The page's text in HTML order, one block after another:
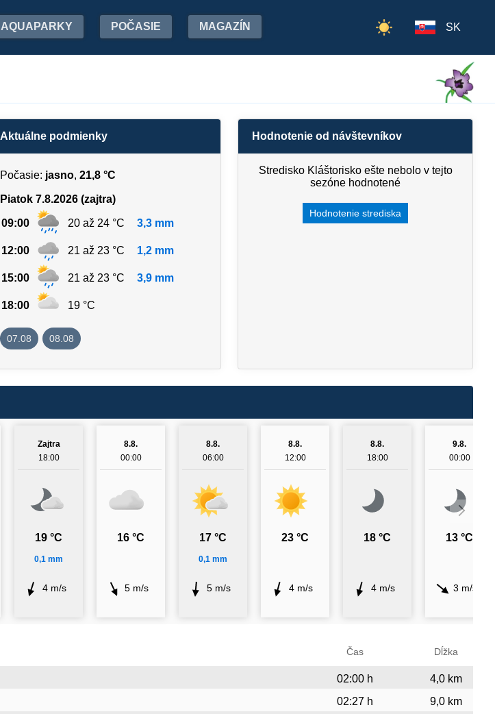
AQUAPARKY POČASIE MAGAZÍN SK
Aktuálne podmienky
Počasie: jasno, 21,8 °C
Piatok 7.8.2026 (zajtra)
09:00 20 až 24 °C 3,3 mm
12:00 21 až 23 °C 1,2 mm
15:00 21 až 23 °C 3,9 mm
18:00 19 °C
07.08 08.08
Hodnotenie od návštevníkov
Stredisko Kláštorisko ešte nebolo v tejto
sezóne hodnotené
Hodnotenie strediska
Zajtra
18:00
19 °C
0,1 mm
4 m/s
8.8.
00:00
16 °C
5 m/s
8.8.
06:00
17 °C
0,1 mm
5 m/s
8.8.
12:00
23 °C
4 m/s
8.8.
18:00
18 °C
4 m/s
9.8.
00:00
13 °C
3 m/s
Čas Dĺžka
02:00 h
4,0 km
02:27 h
9,0 km